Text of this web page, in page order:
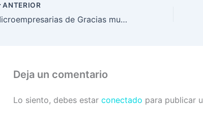
ANTERIOR
Microempresarias de Gracias muestran beneficios de “Por una Vida Mejor”
Deja un comentario
Lo siento, debes estar conectado para publicar